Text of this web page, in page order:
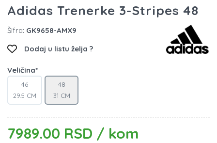
Adidas Trenerke 3-Stripes 48
Šifra: GK9658-AMX9
Dodaj u listu želja ?
Veličina*
46
29.5 CM
48
31 CM
7989.00 RSD / kom